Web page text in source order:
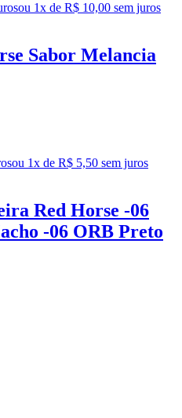
ou 1x de R$ 10,00 sem juros
Sabor Melancia
ou 1x de R$ 5,50 sem juros
Red Horse -06
-06 ORB Preto